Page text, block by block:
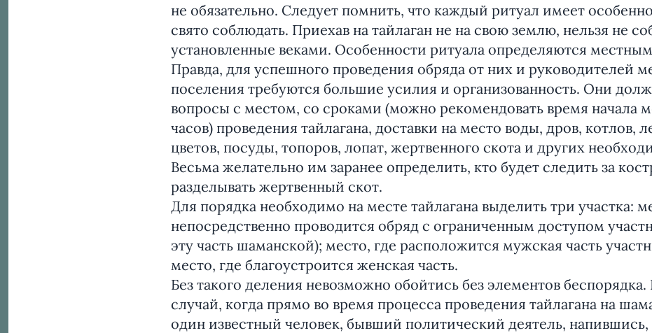
не обязательно. Следует помнить, что каждый ритуал имеет
свято соблюдать. Приехав на тайлаган не на свою землю, нельзя не
установленные веками. Особенности ритуала определяются
Правда, для успешного проведения обряда от них и руководителей
поселения требуются большие усилия и организованность. Они
вопросы с местом, со сроками (можно рекомендовать время начала
часов) проведения тайлагана, доставки на место воды, дров, котлов,
цветов, посуды, топоров, лопат, жертвенного скота и других
Весьма желательно им заранее определить, кто будет следить за
разделывать жертвенный скот.
Для порядка необходимо на месте тайлагана выделить три участка:
непосредственно проводится обряд с ограниченным доступом
эту часть шаманской); место, где расположится мужская часть
место, где благоустроится женская часть.
Без такого деления невозможно обойтись без элементов
случай, когда прямо во время процесса проведения тайлагана на
один известный человек, бывший политический деятель, напившись,